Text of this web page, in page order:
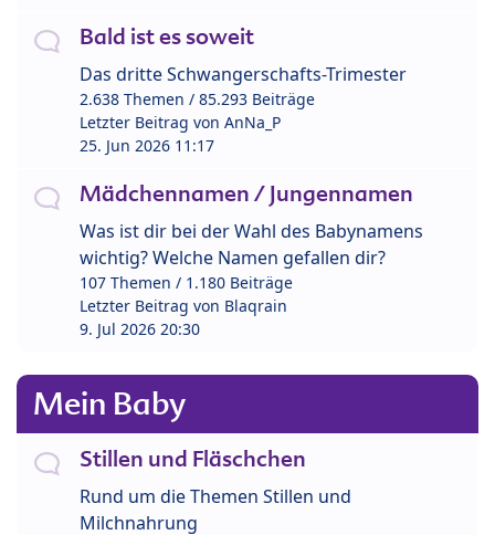
Bald ist es soweit
Das dritte Schwangerschafts-Trimester
2.638 Themen / 85.293 Beiträge
Letzter Beitrag von AnNa_P
25. Jun 2026 11:17
Mädchennamen / Jungennamen
Was ist dir bei der Wahl des Babynamens
wichtig? Welche Namen gefallen dir?
107 Themen / 1.180 Beiträge
Letzter Beitrag von Blaqrain
9. Jul 2026 20:30
Mein Baby
Stillen und Fläschchen
Rund um die Themen Stillen und
Milchnahrung